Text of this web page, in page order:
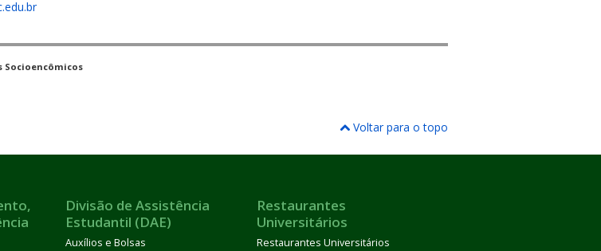
Socioencômicos
Voltar para o topo
Divisão de Assistência
Estudantil (DAE)
Auxílios e Bolsas
Restaurantes
Universitários
Restaurantes Universitários